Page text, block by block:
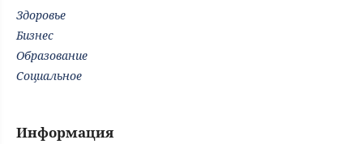
Здоровье
Бизнес
Образование
Социальное
Информация